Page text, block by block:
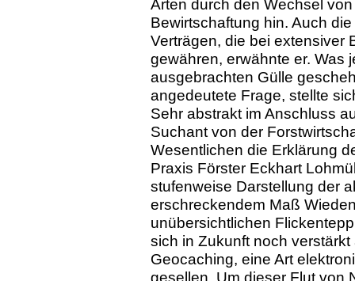
Arten durch den Wechsel
Bewirtschaftung hin. Auch
Verträgen, die bei extensiver
gewähren, erwähnte er. Was
ausgebrachten Gülle
angedeutete Frage, stellte
Sehr abstrakt im Anschluss
Suchant von der
Wesentlichen die Erklärung
Praxis Förster Eckhart
stufenweise Darstellung der
erschreckendem Maß
unübersichtlichen
sich in Zukunft noch
Geocaching, eine Art
gesellen. Um dieser Flut von